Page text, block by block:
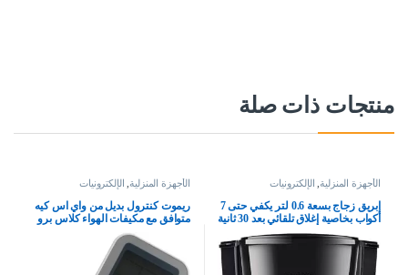
منتجات ذات صلة
الأجهزة المنزلية, الإلكترونيات
إبريق زجاج بسعة 0.6 لتر يكفي حتى 7
أكواب بخاصية إغلاق تلقائي بعد 30 ثانية
وبدون فلتر من فيليبس، موديل
HD7432/20، أسود
الأجهزة المنزلية, الإلكترونيات
ريموت كنترول بديل من واي اس كيه
متوافق مع مكيفات الهواء كلاس برو